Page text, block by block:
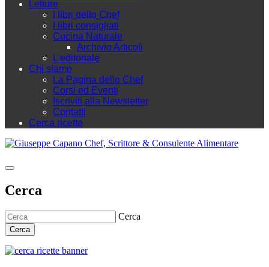
Letture
I libri dello Chef
I libri consigliati
Cucina Naturale
Archivio Articoli
L'editoriale
Chi siamo
La Pagina dello Chef
Corsi ed Eventi
Iscriviti alla Newsletter
Contatti
Cerca ricette
Cerca
Cerca
Cerca